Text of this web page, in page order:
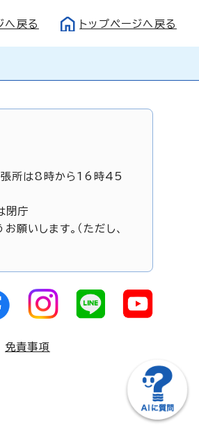
へ戻る トップページへ戻る
張所は8時から16時45
閉庁
いします。（ただし、
免責事項